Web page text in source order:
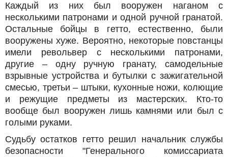
Каждый из них был вооружен наганом с
несколькими патронами и одной ручной гранатой.
Остальные бойцы в гетто, естественно, были
вооружены хуже. Вероятно, некоторые повстанцы
имели револьвер с несколькими патронами,
другие – одну ручную гранату, самодельные
взрывные устройства и бутылки с зажигательной
смесью, третьи – штыки, кухонные ножи, колющие
и режущие предметы из мастерских. Кто-то
вообще был вооружен лишь камнями или был с
голыми руками.
Судьбу остатков гетто решил начальник службы
безопасности "Генерального комиссариата